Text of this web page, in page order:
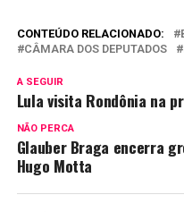
CONTEÚDO RELACIONADO:
CÂMARA DOS DEPUTADOS
A SEGUIR
Lula visita Rondônia na
NÃO PERCA
Glauber Braga encerra
Hugo Motta